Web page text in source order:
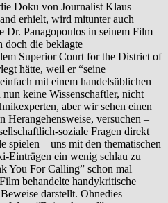
Doku von Journalist Klaus
erhielt, wird mitunter auch
Dr. Panagopoulos in seinem Film
doch die beklagte
Superior Court for the District of
hätte, weil er “seine
mit einem handelsüblichen
keine Wissenschaftler, nicht
aber wir sehen einen
Herangehensweise, versuchen –
soziale Fragen direkt
spielen – uns mit den thematischen
Einträgen ein wenig schlau zu
You For Calling” schon mal
behandelte handykritische
darstellt. Ohnedies